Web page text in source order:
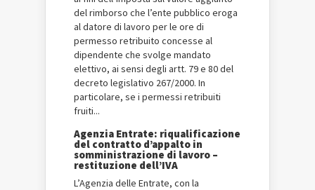
del rimborso che l’ente pubblico eroga
al datore di lavoro per le ore di
permesso retribuito concesse al
dipendente che svolge mandato
elettivo, ai sensi degli artt. 79 e 80 del
decreto legislativo 267/2000. In
particolare, se i permessi retribuiti
fruiti...
Agenzia Entrate: riqualificazione
del contratto d’appalto in
somministrazione di lavoro –
restituzione dell’IVA
L’Agenzia delle Entrate, con la